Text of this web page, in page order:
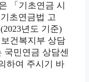
「기초연금 시
초연금법 고
년도 기준)
건복지부 상담
국민연금 상담센
하여 주시기 바